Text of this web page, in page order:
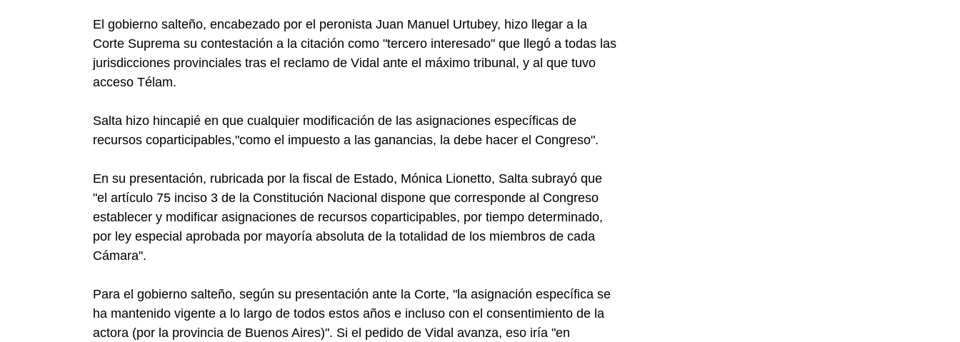
El gobierno salteño, encabezado por el peronista Juan Manuel Urtubey, hizo llegar a la
Corte Suprema su contestación a la citación como "tercero interesado" que llegó a todas las
jurisdicciones provinciales tras el reclamo de Vidal ante el máximo tribunal, y al que tuvo
acceso Télam.
Salta hizo hincapié en que cualquier modificación de las asignaciones específicas de
recursos coparticipables,"como el impuesto a las ganancias, la debe hacer el Congreso".
En su presentación, rubricada por la fiscal de Estado, Mónica Lionetto, Salta subrayó que
"el artículo 75 inciso 3 de la Constitución Nacional dispone que corresponde al Congreso
establecer y modificar asignaciones de recursos coparticipables, por tiempo determinado,
por ley especial aprobada por mayoría absoluta de la totalidad de los miembros de cada
Cámara".
Para el gobierno salteño, según su presentación ante la Corte, "la asignación específica se
ha mantenido vigente a lo largo de todos estos años e incluso con el consentimiento de la
actora (por la provincia de Buenos Aires)". Si el pedido de Vidal avanza, eso iría "en